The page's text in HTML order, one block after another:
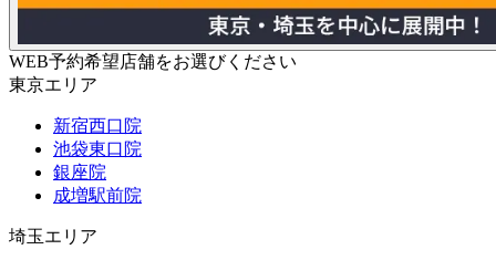
WEB予約希望店舗をお選びください
東京エリア
新宿西口院
池袋東口院
銀座院
成増駅前院
埼玉エリア